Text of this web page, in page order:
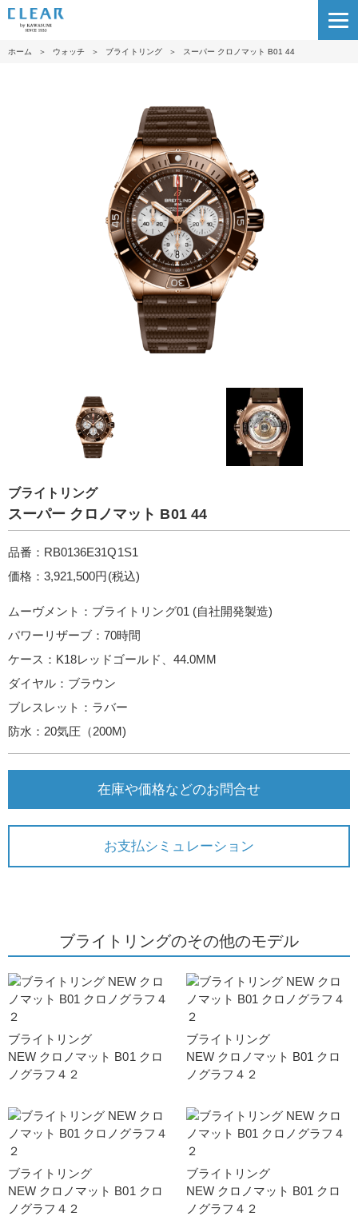
ホーム ＞ ウォッチ ＞ ブライトリング ＞ スーパー クロノマット B01 44
ブライトリング
スーパー クロノマット B01 44
品番：RB0136E31Q1S1
価格：3,921,500円(税込)
ムーヴメント：ブライトリング01 (自社開発製造)
パワーリザーブ：70時間
ケース：K18レッドゴールド、44.0MM
ダイヤル：ブラウン
ブレスレット：ラバー
防水：20気圧（200M)
在庫や価格などのお問合せ
お支払シミュレーション
ブライトリングのその他のモデル
ブライトリング
NEW クロノマット B01 クロ
ノグラフ４２
ブライトリング
NEW クロノマット B01 クロ
ノグラフ４２
ブライトリング
NEW クロノマット B01 クロ
ノグラフ４２
ブライトリング
NEW クロノマット B01 クロ
ノグラフ４２